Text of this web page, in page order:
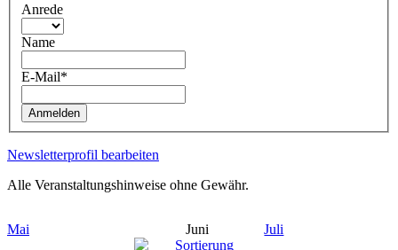
Anrede
Name
E-Mail*
Anmelden
Newsletterprofil bearbeiten
Alle Veranstaltungshinweise ohne Gewähr.
Mai Juni
Juli